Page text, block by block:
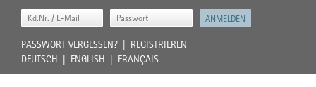
PASSWORT VERGESSEN?
REGISTRIEREN
DEUTSCH
ENGLISH FRANÇAIS